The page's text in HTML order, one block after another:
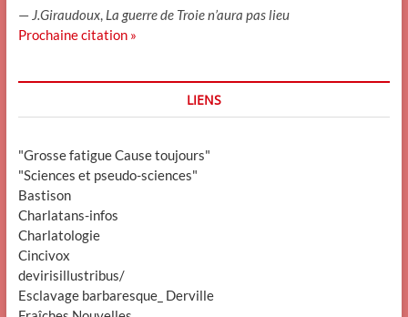
— J.Giraudoux, La guerre de Troie n’aura pas lieu
Prochaine citation »
LIENS
"Grosse fatigue Cause toujours"
"Sciences et pseudo-sciences"
Bastison
Charlatans-infos
Charlatologie
Cincivox
devirisillustribus/
Esclavage barbaresque_ Derville